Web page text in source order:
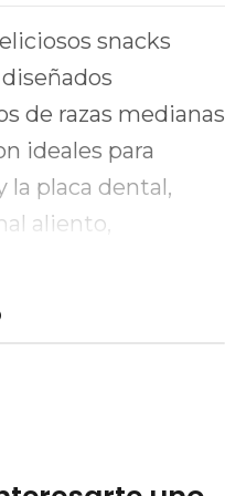
snacks
de razas medianas
ideales para
la placa dental,
aliento,
bucal óptima